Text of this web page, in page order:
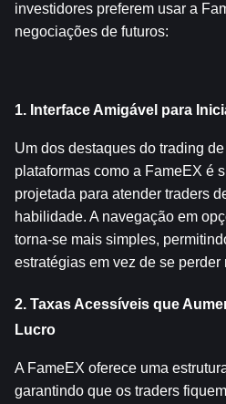
investidores preferem usar a
negociações de futuros:
1. Interface Amigável para
Um dos destaques do trading
plataformas como a FameEX é
projetada para atender traders
habilidade. A navegação em
torna-se mais simples,
estratégias em vez de se perder
2. Taxas Acessíveis que
Lucro
A FameEX oferece uma
garantindo que os traders